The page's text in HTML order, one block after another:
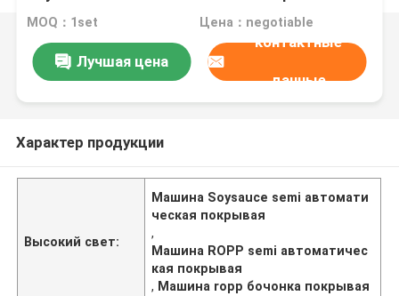
MOQ：1set Цена：negotiable
Лучшая цена
контактные
данные
Характер продукции
Высокий свет:
Машина Soysauce semi автомати
ческая покрывая
,
Машина ROPP semi автоматичес
кая покрывая
, Машина ropp бочонка покрывая